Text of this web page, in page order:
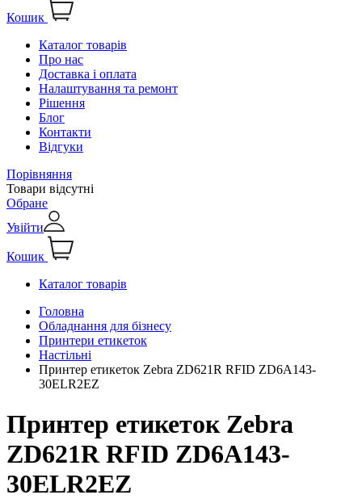
Кошик
Каталог товарів
Про нас
Доставка і оплата
Налаштування та ремонт
Рішення
Блог
Контакти
Відгуки
Порівняння
Товари відсутні
Обране
Увійти
Кошик
Каталог товарів
Головна
Обладнання для бізнесу
Принтери етикеток
Настільні
Принтер етикеток Zebra ZD621R RFID ZD6A143-
30ELR2EZ
Принтер етикеток Zebra
ZD621R RFID ZD6A143-
30ELR2EZ